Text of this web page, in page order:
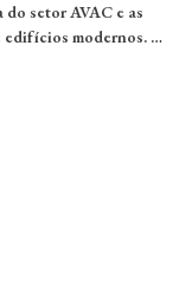
setor AVAC e as
edifícios modernos. …